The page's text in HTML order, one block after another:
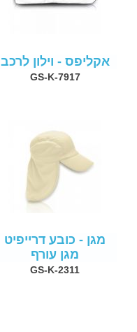
אקליפס - וילון לרכב
GS-K-7917
מגן - כובע דרייפיט
מגן עורף
GS-K-2311